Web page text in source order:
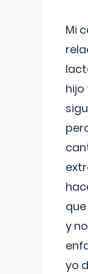
Mi
hijo
y
yo